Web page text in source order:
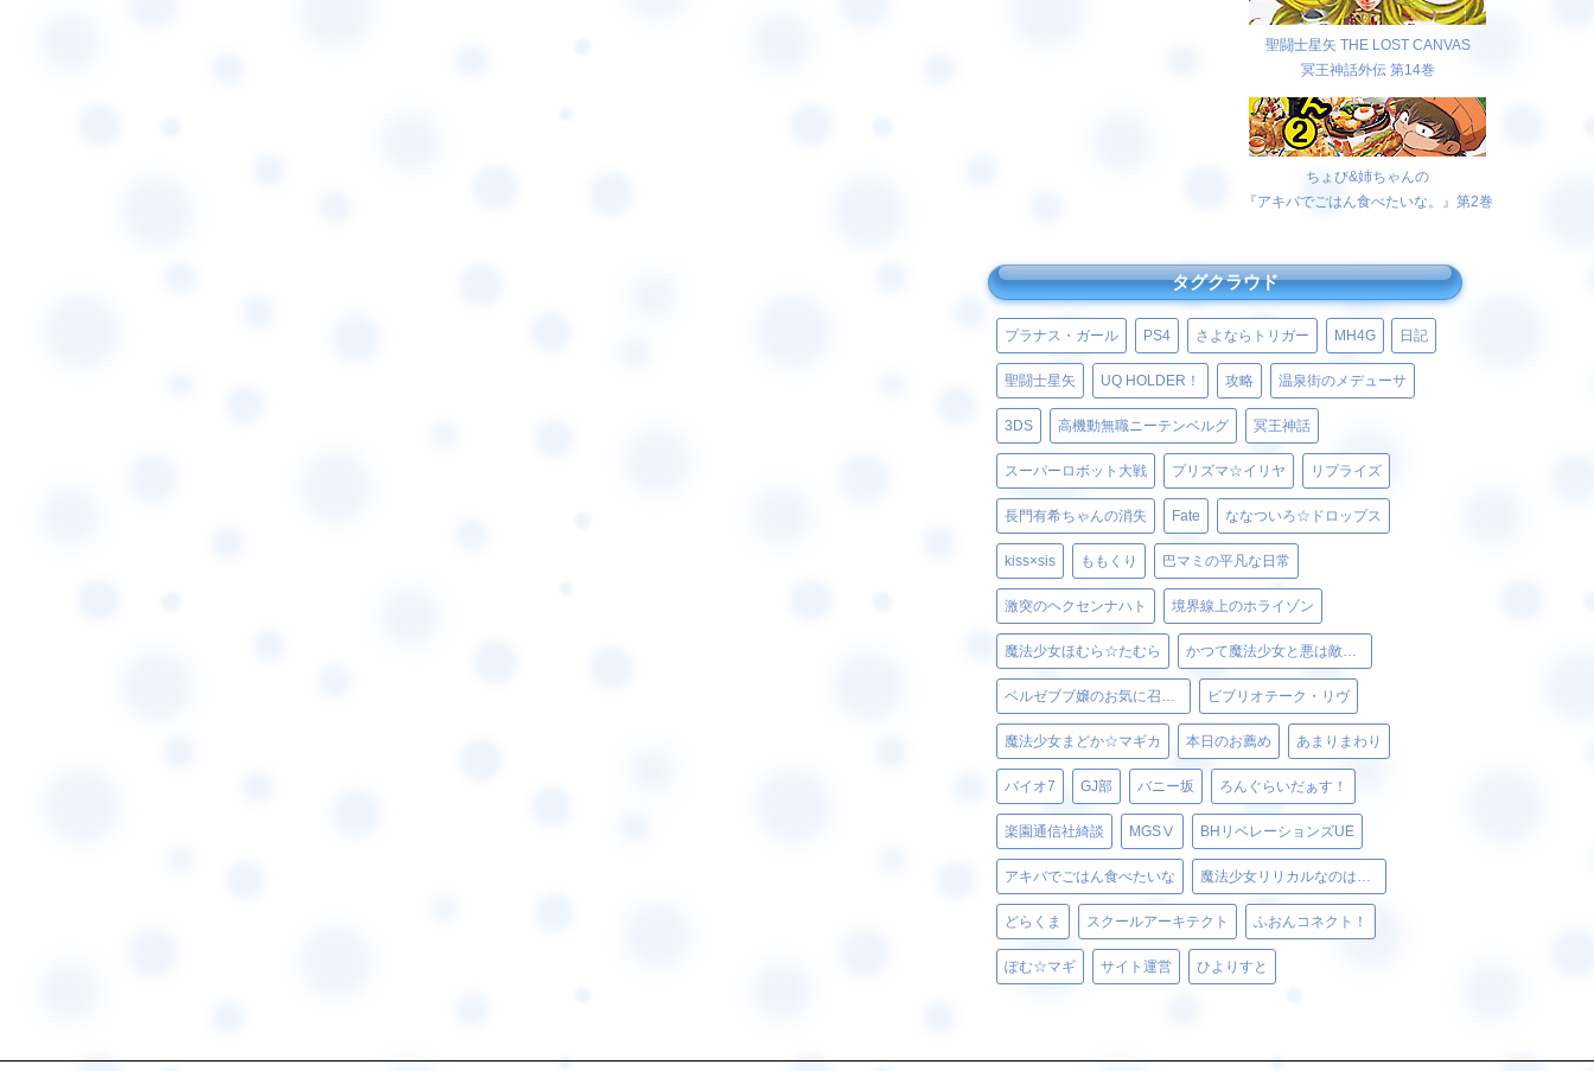
聖闘士星矢 THE LOST CANVAS
冥王神話外伝 第14巻
ちょび&姉ちゃんの
『アキバでごはん食べたいな。』第2巻
タグクラウド
プラナス・ガール PS4 さよならトリガー MH4G 日記
聖闘士星矢 UQ HOLDER！ 攻略 温泉街のメデューサ
3DS 高機動無職ニーテンベルグ 冥王神話
スーパーロボット大戦 プリズマ☆イリヤ リプライズ
長門有希ちゃんの消失 Fate ななついろ☆ドロップス
kiss×sis ももくり 巴マミの平凡な日常
激突のヘクセンナハト 境界線上のホライゾン
魔法少女ほむら☆たむら かつて魔法少女と悪は敵対していた。
ベルゼブブ嬢のお気に召すまま。 ビブリオテーク・リヴ
魔法少女まどか☆マギカ 本日のお薦め あまりまわり
バイオ7 GJ部 バニー坂 ろんぐらいだぁす！
楽園通信社綺談 MGSⅤ BHリベレーションズUE
アキバでごはん食べたいな 魔法少女リリカルなのはViVid
どらくま スクールアーキテクト ふおんコネクト！
ぽむ☆マギ サイト運営 ひよりすと